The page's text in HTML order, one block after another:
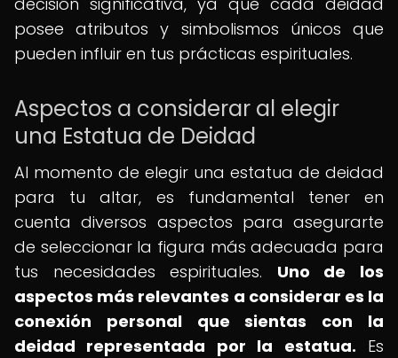
posee atributos y simbolismos únicos que
pueden influir en tus prácticas espirituales.
Aspectos a considerar al elegir
una Estatua de Deidad
Al momento de elegir una estatua de deidad
para tu altar, es fundamental tener en
cuenta diversos aspectos para asegurarte
de seleccionar la figura más adecuada para
tus necesidades espirituales. Uno de los
aspectos más relevantes a considerar es la
conexión personal que sientas con la
deidad representada por la estatua. Es